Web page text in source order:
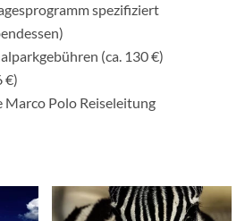
spezifiziert
(ca. 130 €)
€)
Marco Polo Reiseleitung